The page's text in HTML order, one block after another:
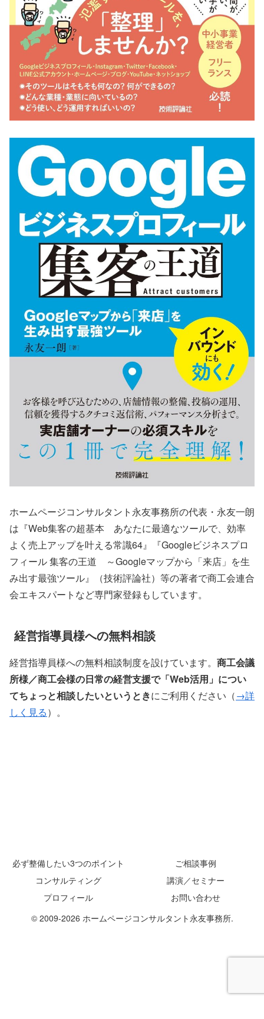
ホームページコンサルタント永友事務所の代表・永友一朗
は『Web集客の超基本 あなたに最適なツールで、効率
よく売上アップを叶える常識64』『Googleビジネスプロ
フィール 集客の王道 ～Googleマップから「来店」を生
み出す最強ツール』（技術評論社）等の著者で商工会連合
会エキスパートなど専門家登録もしています。
経営指導員様への無料相談
経営指導員様への無料相談制度を設けています。 商工会議
所様／商工会様の日常の経営支援で「Web活用」につい
てちょっと相談したいというときにご利用ください（→詳
しく見る）。
必ず整備したい3つのポイント
ご相談事例
コンサルティング
講演／セミナー
プロフィール
お問い合わせ
© 2009-2026 ホームページコンサルタント永友事務所.